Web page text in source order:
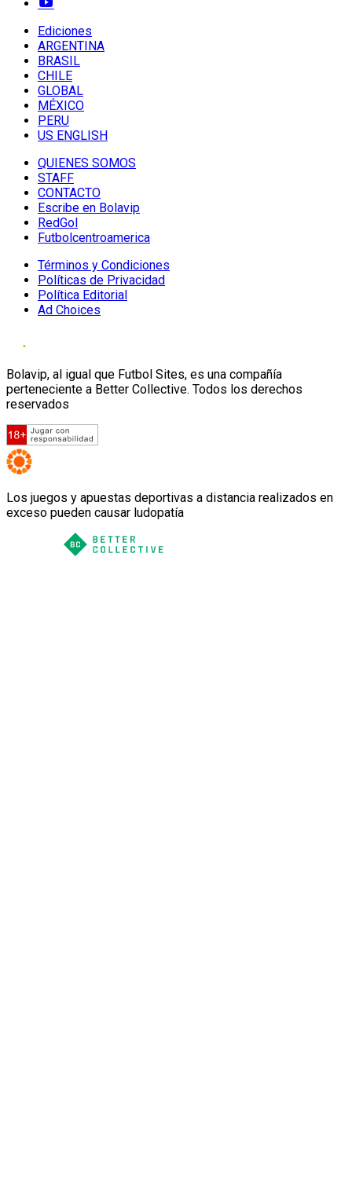
Ediciones
ARGENTINA
BRASIL
CHILE
GLOBAL
MÉXICO
PERU
US ENGLISH
QUIENES SOMOS
STAFF
CONTACTO
Escribe en Bolavip
RedGol
Futbolcentroamerica
Términos y Condiciones
Políticas de Privacidad
Política Editorial
Ad Choices
Bolavip, al igual que Futbol Sites, es una compañía
perteneciente a Better Collective. Todos los derechos
reservados
Los juegos y apuestas deportivas a distancia realizados en
exceso pueden causar ludopatía